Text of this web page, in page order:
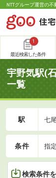
NTTグループ運営の
1
最近検索した条件
宇野気駅(
一覧
駅 七
条件 指
検索条件